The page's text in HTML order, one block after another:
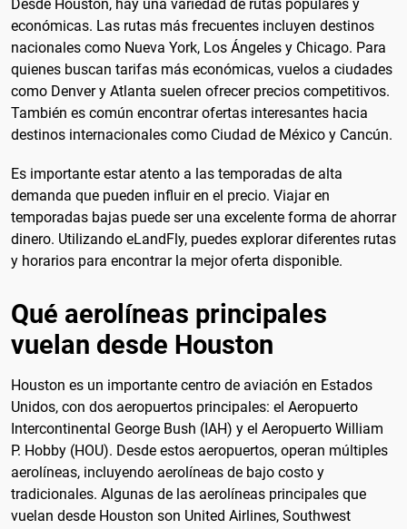
Desde Houston, hay una variedad de rutas populares y
económicas. Las rutas más frecuentes incluyen destinos
nacionales como Nueva York, Los Ángeles y Chicago. Para
quienes buscan tarifas más económicas, vuelos a ciudades
como Denver y Atlanta suelen ofrecer precios competitivos.
También es común encontrar ofertas interesantes hacia
destinos internacionales como Ciudad de México y Cancún.
Es importante estar atento a las temporadas de alta
demanda que pueden influir en el precio. Viajar en
temporadas bajas puede ser una excelente forma de ahorrar
dinero. Utilizando eLandFly, puedes explorar diferentes rutas
y horarios para encontrar la mejor oferta disponible.
Qué aerolíneas principales
vuelan desde Houston
Houston es un importante centro de aviación en Estados
Unidos, con dos aeropuertos principales: el Aeropuerto
Intercontinental George Bush (IAH) y el Aeropuerto William
P. Hobby (HOU). Desde estos aeropuertos, operan múltiples
aerolíneas, incluyendo aerolíneas de bajo costo y
tradicionales. Algunas de las aerolíneas principales que
vuelan desde Houston son United Airlines, Southwest